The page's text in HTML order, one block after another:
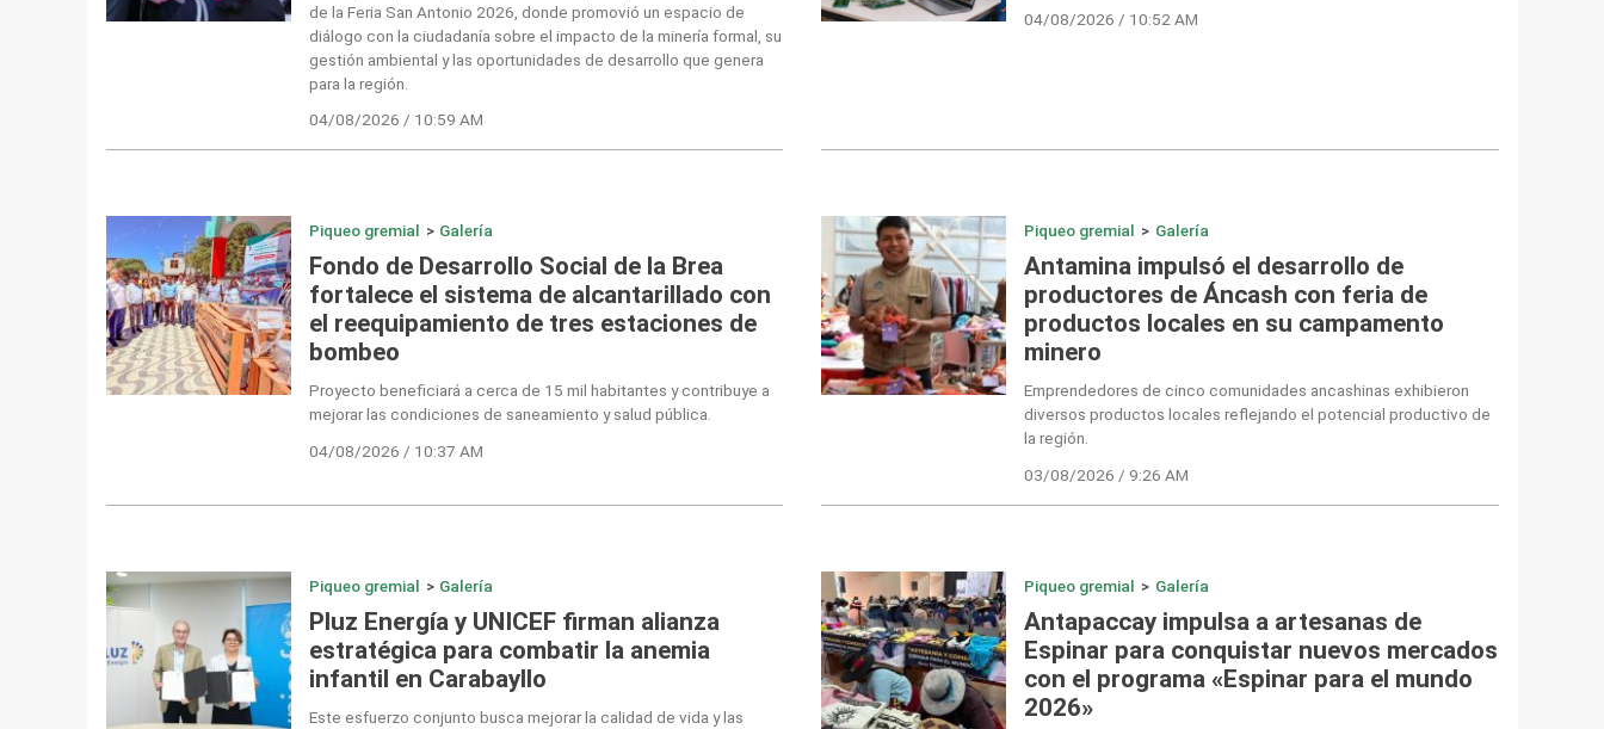
de la Feria San Antonio 2026, donde promovió un espacio de
diálogo con la ciudadanía sobre el impacto de la minería formal, su
gestión ambiental y las oportunidades de desarrollo que genera
para la región.
04/08/2026 / 10:59 AM
04/08/2026 / 10:52 AM
Piqueo gremial > Galería
Fondo de Desarrollo Social de la Brea
fortalece el sistema de alcantarillado con
el reequipamiento de tres estaciones de
bombeo
Proyecto beneficiará a cerca de 15 mil habitantes y contribuye a
mejorar las condiciones de saneamiento y salud pública.
04/08/2026 / 10:37 AM
Piqueo gremial > Galería
Antamina impulsó el desarrollo de
productores de Áncash con feria de
productos locales en su campamento
minero
Emprendedores de cinco comunidades ancashinas exhibieron
diversos productos locales reflejando el potencial productivo de
la región.
03/08/2026 / 9:26 AM
Piqueo gremial > Galería
Pluz Energía y UNICEF firman alianza
estratégica para combatir la anemia
infantil en Carabayllo
Este esfuerzo conjunto busca mejorar la calidad de vida y las
Piqueo gremial > Galería
Antapaccay impulsa a artesanas de
Espinar para conquistar nuevos mercados
con el programa «Espinar para el mundo
2026»